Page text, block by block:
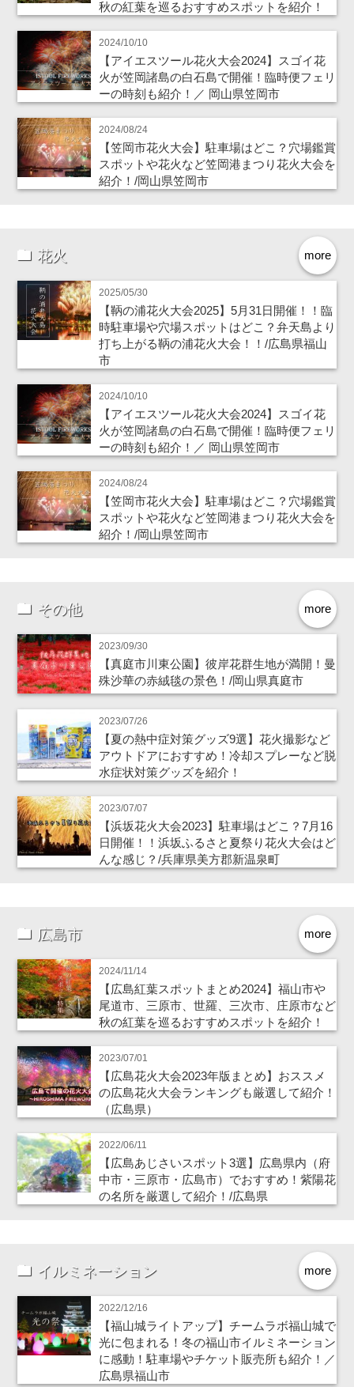
秋の紅葉を巡るおすすめスポットを紹介！
2024/10/10
【アイエスツール花火大会2024】スゴイ花
火が笠岡諸島の白石島で開催！臨時便フェリ
ーの時刻も紹介！／ 岡山県笠岡市
2024/08/24
【笠岡市花火大会】駐車場はどこ？穴場鑑賞
スポットや花火など笠岡港まつり花火大会を
紹介！/岡山県笠岡市
more
花火
2025/05/30
【鞆の浦花火大会2025】5月31日開催！！臨
時駐車場や穴場スポットはどこ？弁天島より
打ち上がる鞆の浦花火大会！！/広島県福山
市
2024/10/10
【アイエスツール花火大会2024】スゴイ花
火が笠岡諸島の白石島で開催！臨時便フェリ
ーの時刻も紹介！／ 岡山県笠岡市
2024/08/24
【笠岡市花火大会】駐車場はどこ？穴場鑑賞
スポットや花火など笠岡港まつり花火大会を
紹介！/岡山県笠岡市
more
その他
2023/09/30
【真庭市川東公園】彼岸花群生地が満開！曼
殊沙華の赤絨毯の景色！/岡山県真庭市
2023/07/26
【夏の熱中症対策グッズ9選】花火撮影など
アウトドアにおすすめ！冷却スプレーなど脱
水症状対策グッズを紹介！
2023/07/07
【浜坂花火大会2023】駐車場はどこ？7月16
日開催！！浜坂ふるさと夏祭り花火大会はど
んな感じ？/兵庫県美方郡新温泉町
more
広島市
2024/11/14
【広島紅葉スポットまとめ2024】福山市や
尾道市、三原市、世羅、三次市、庄原市など
秋の紅葉を巡るおすすめスポットを紹介！
2023/07/01
【広島花火大会2023年版まとめ】おススメ
の広島花火大会ランキングも厳選して紹介！
（広島県）
2022/06/11
【広島あじさいスポット3選】広島県内（府
中市・三原市・広島市）でおすすめ！紫陽花
の名所を厳選して紹介！/広島県
more
イルミネーション
2022/12/16
【福山城ライトアップ】チームラボ福山城で
光に包まれる！冬の福山市イルミネーション
に感動！駐車場やチケット販売所も紹介！／
広島県福山市